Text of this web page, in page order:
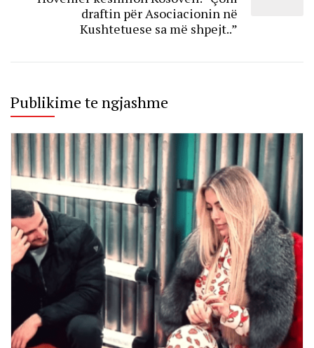
draftin për Asociacionin në
Kushtetuese sa më shpejt..”
Publikime te ngjashme